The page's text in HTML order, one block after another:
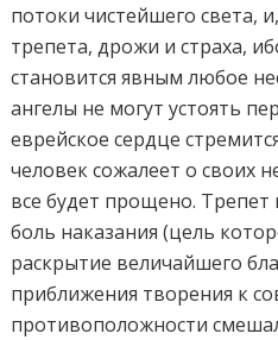
потоки чистейшего света,
трепета, дрожи и страха,
становится явным любое
ангелы не могут устоять
еврейское сердце
человек сожалеет о своих
все будет прощено.
боль наказания (цель
раскрытие величайшего
приближения творения к
противоположности